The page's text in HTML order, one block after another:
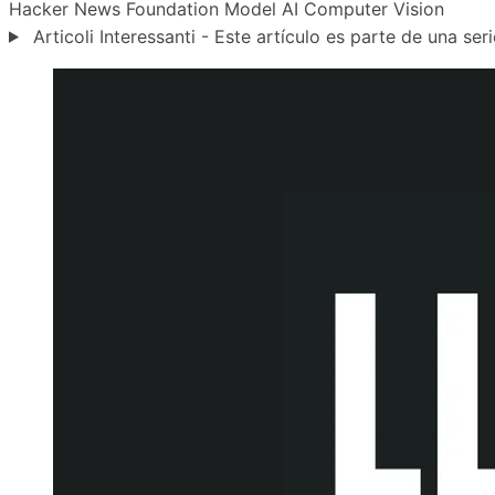
Hacker News Foundation Model AI Computer Vision
Articoli Interessanti - Este artículo es parte de una